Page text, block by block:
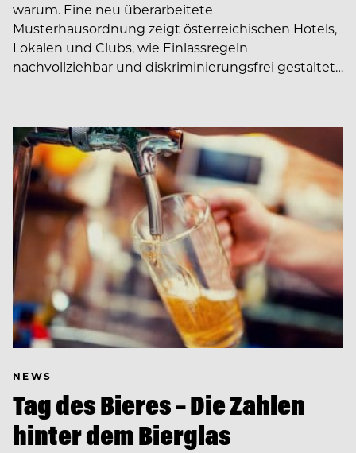
warum. Eine neu überarbeitete
Musterhausordnung zeigt österreichischen Hotels,
Lokalen und Clubs, wie Einlassregeln
nachvollziehbar und diskriminierungsfrei gestaltet…
NEWS
Tag des Bieres – Die Zahlen
hinter dem Bierglas